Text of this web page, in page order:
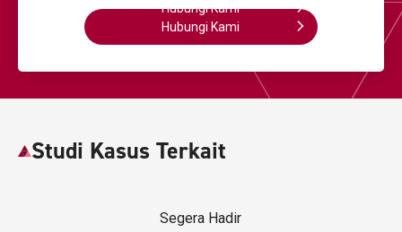
Hubungi Kami
Hubungi Kami
Studi Kasus Terkait
Segera Hadir